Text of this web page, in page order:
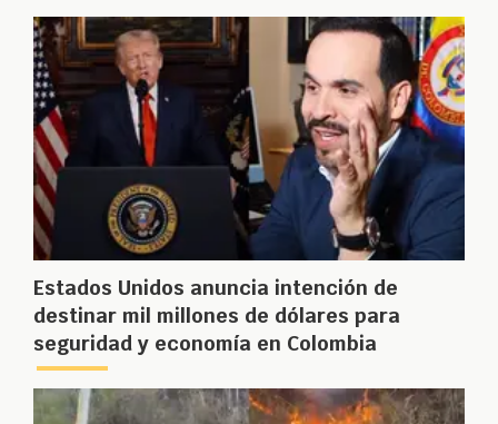
Estados Unidos anuncia intención de
destinar mil millones de dólares para
seguridad y economía en Colombia